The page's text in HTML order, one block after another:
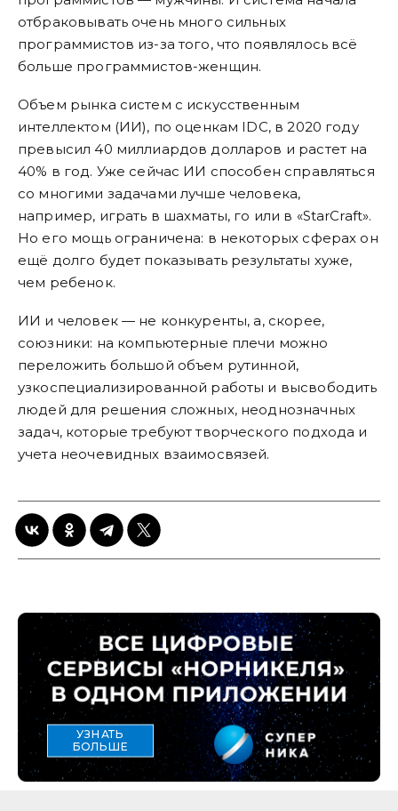
отбраковывать очень много сильных
программистов из-за того, что появлялось всё
больше программистов-женщин.
Объем рынка систем с искусственным
интеллектом (ИИ), по оценкам IDC, в 2020 году
превысил 40 миллиардов долларов и растет на
40% в год. Уже сейчас ИИ способен справляться
со многими задачами лучше человека,
например, играть в шахматы, го или в «StarCraft».
Но его мощь ограничена: в некоторых сферах он
ещё долго будет показывать результаты хуже,
чем ребенок.
ИИ и человек — не конкуренты, а, скорее,
союзники: на компьютерные плечи можно
переложить большой объем рутинной,
узкоспециализированной работы и высвободить
людей для решения сложных, неоднозначных
задач, которые требуют творческого подхода и
учета неочевидных взаимосвязей.
УЗНАТЬ
БОЛЬШЕ